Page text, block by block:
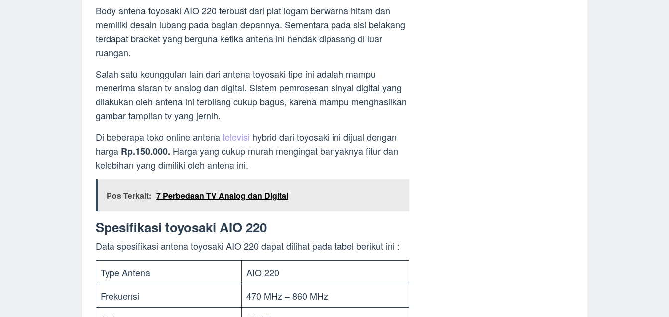
Body antena toyosaki AIO 220 terbuat dari plat logam berwarna hitam dan
memiliki desain lubang pada bagian depannya. Sementara pada sisi belakang
terdapat bracket yang berguna ketika antena ini hendak dipasang di luar
ruangan.
Salah satu keunggulan lain dari antena toyosaki tipe ini adalah mampu
menerima siaran tv analog dan digital. Sistem pemrosesan sinyal digital yang
dilakukan oleh antena ini terbilang cukup bagus, karena mampu menghasilkan
gambar tampilan tv yang jernih.
Di beberapa toko online antenatelevisi hybrid dari toyosaki ini dijual dengan
harga Rp.150.000. Harga yang cukup murah mengingat banyaknya fitur dan
kelebihan yang dimiliki oleh antena ini.
Pos Terkait: 7 Perbedaan TV Analog dan Digital
Spesifikasi toyosaki AIO 220
Data spesifikasi antena toyosaki AIO 220 dapat dilihat pada tabel berikut ini :
Type Antena
AIO 220
Frekuensi
470 MHz – 860 MHz